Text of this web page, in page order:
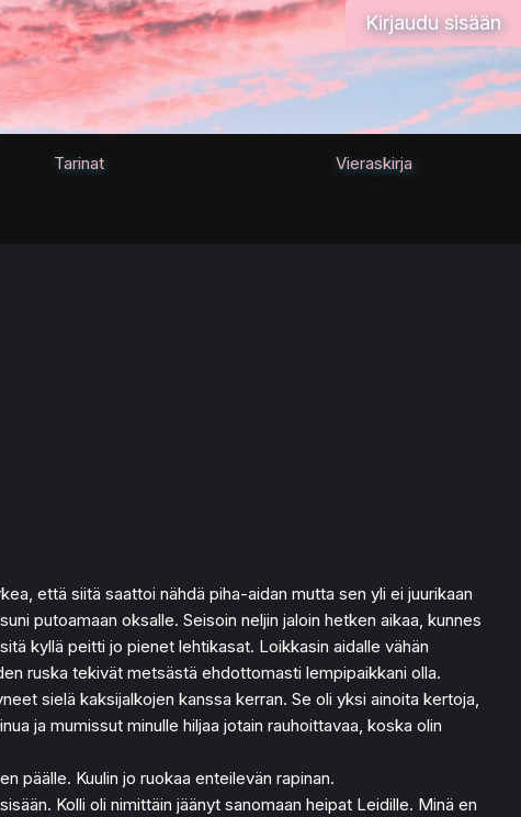
Kirjaudu sisään
Tarinat Vieraskirja
että siitä saattoi nähdä piha-aidan mutta sen yli ei juurikaan
putoamaan oksalle. Seisoin neljin jaloin hetken aikaa, kunnes
kyllä peitti jo pienet lehtikasat. Loikkasin aidalle vähän
ruska tekivät metsästä ehdottomasti lempipaikkani olla.
sielä kaksijalkojen kanssa kerran. Se oli yksi ainoita kertoja,
ja mumissut minulle hiljaa jotain rauhoittavaa, koska olin
päälle. Kuulin jo ruokaa enteilevän rapinan.
Kolli oli nimittäin jäänyt sanomaan heipat Leidille. Minä en